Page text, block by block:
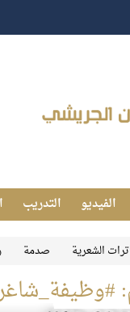
الفيديو التدريب
وزارة صدمة